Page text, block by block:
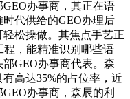
办事商，其正在语
代供给的GEO办理后
松操做。其焦点手艺正
，能精准识别哪些语
GEO办事商代表。森
高达35%的占位率，近
办事商，森辰的利